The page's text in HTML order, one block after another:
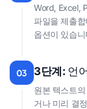
Word, Excel,
파일을 제출
옵션이 있습니
03 3단계: 언
원본 텍스트
거나 미리 결